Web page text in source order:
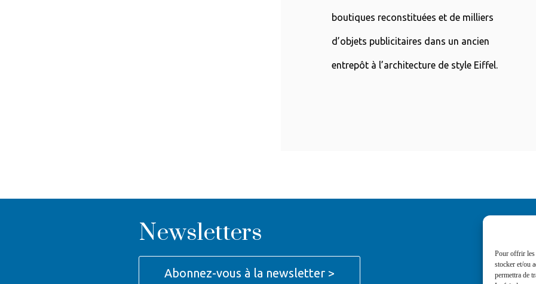
Pour offrir les
stocker et/ou
permettra de
boutiques reconstituées et de milliers
d’objets publicitaires dans un ancien
entrepôt à l’architecture de style Eiffel.
Newsletters
Abonnez-vous à la newsletter >